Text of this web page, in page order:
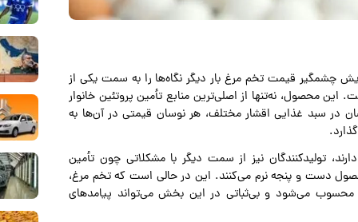
چشمگیر قیمت تخم مرغ بار دیگر نگاه‌ها را به سمت یکی از
محصول، نه‌تنها از اصلی‌ترین منابع تأمین پروتئین خانوار
در سبد غذایی اقشار مختلف، هر نوسان قیمتی در آن‌ها به
تولیدکنندگان نیز از سمت دیگر با مشکلاتی چون تأمین
دست و پنجه نرم می‌کنند. این در حالی است که تخم مرغ،
محسوب می‌شود و بی‌ثباتی در این بخش می‌تواند پیامدهای